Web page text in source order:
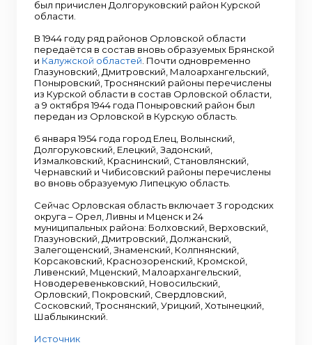
был причислен Долгоруковский район Курской
области.
В 1944 году ряд районов Орловской области
передаётся в состав вновь образуемых Брянской
и Калужской областей . Почти одновременно
Глазуновский, Дмитровский, Малоархангельский,
Поныровский, Троснянский районы перечислены
из Курской области в состав Орловской области,
а 9 октября 1944 года Поныровский район был
передан из Орловской в Курскую область.
6 января 1954 года город Елец, Волынский,
Долгоруковский, Елецкий, Задонский,
Измалковский, Краснинский, Становлянский,
Чернавский и Чибисовский районы перечислены
во вновь образуемую Липецкую область.
Сейчас Орловская область включает 3 городских
округа – Орел, Ливны и Мценск и 24
муниципальных района: Болховский, Верховский,
Глазуновский, Дмитровский, Должанский,
Залегощенский, Знаменский, Колпнянский,
Корсаковский, Краснозоренский, Кромской,
Ливенский, Мценский, Малоархангельский,
Новодеревеньковский, Новосильский,
Орловский, Покровский, Свердловский,
Сосковский, Троснянский, Урицкий, Хотынецкий,
Шаблыкинский.
Источник